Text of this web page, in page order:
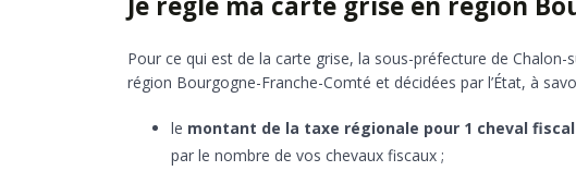
Pour ce qui est de la carte grise, la sous-préfecture de
région Bourgogne-Franche-Comté et décidées par l’État, à
le montant de la taxe régionale pour 1 cheval fiscal
par le nombre de vos chevaux fiscaux ;